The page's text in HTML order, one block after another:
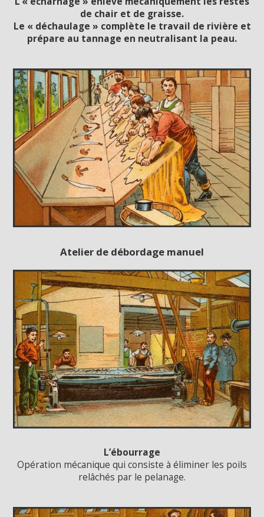
de chair et de graisse.
Le « déchaulage » complète le travail de rivière et
prépare au tannage en neutralisant la peau.
Atelier de débordage manuel
L’ébourrage
Opération mécanique qui consiste à éliminer les poils
relâchés par le pelanage.